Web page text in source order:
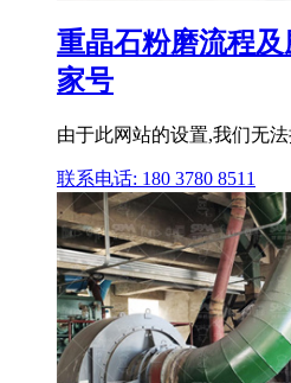
重晶石粉磨流程
家号
由于此网站的设置,我们无
联系电话: 180 3780 8511